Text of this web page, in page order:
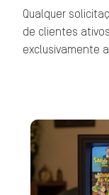
Qualquer
de clientes
exclusivamente